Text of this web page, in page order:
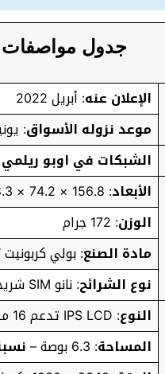
جدول مواصفات Realme 3 Pro
الإعلان عنه: أبريل 2022
موعد نزوله الأسواق: يونيو
الشبكات في اوبو ريلمي 3 النسخة الاحترافية
الأبعاد: 156.8 × 74.2 × 8.3 ملي متر
الوزن: 172 جرام
مادة الصنع: بولي
نوع الشرائح: نانو SIM شريحتين في وضع الاستعداد
النوع: IPS LCD تدعم 16 مليون
المساحة: 6.3 بوصة –